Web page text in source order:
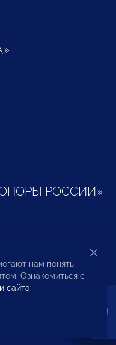
РОССИИ»
и
нам понять,
Ознакомиться с
сайта.